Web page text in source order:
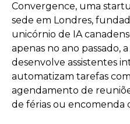
Convergence, uma
sede em Londres,
unicórnio de IA
apenas no ano passado,
desenvolve assistentes
automatizam tarefas
agendamento de
de férias ou encomenda